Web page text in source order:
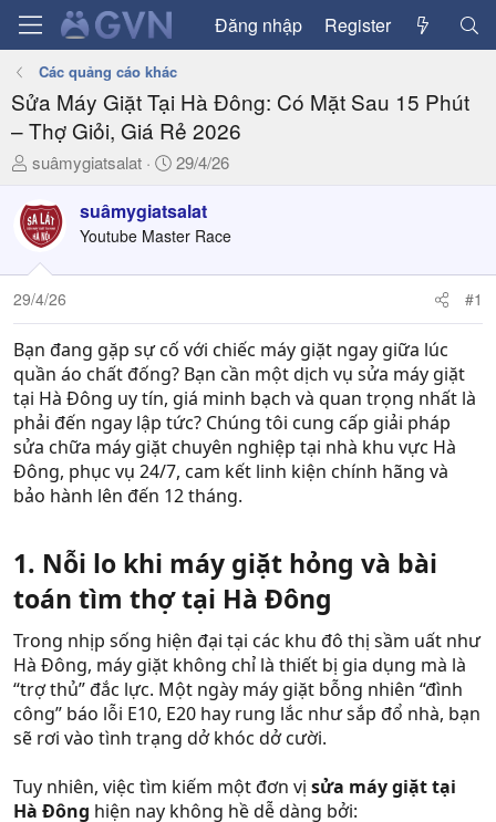
Đăng nhập Register
Các quảng cáo khác
Sửa Máy Giặt Tại Hà Đông: Có Mặt Sau 15 Phút
– Thợ Giỏi, Giá Rẻ 2026
T
r
e
a
d
s
t
a
r
t
e
r
suâmygiatsalat
N
à
y
ử
29/4/26
suâmygiatsalat
Youtube Master Race
29/4/26 #1
Bạn đang gặp sự cố với chiếc máy giặt ngay giữa lúc
quần áo chất đống? Bạn cần một dịch vụ sửa máy giặt
tại Hà Đông uy tín, giá minh bạch và quan trọng nhất là
phải đến ngay lập tức? Chúng tôi cung cấp giải pháp
sửa chữa máy giặt chuyên nghiệp tại nhà khu vực Hà
Đông, phục vụ 24/7, cam kết linh kiện chính hãng và
bảo hành lên đến 12 tháng.
1. Nỗi lo khi máy giặt hỏng và bài
toán tìm thợ tại Hà Đông​
Trong nhịp sống hiện đại tại các khu đô thị sầm uất như
Hà Đông, máy giặt không chỉ là thiết bị gia dụng mà là
“trợ thủ” đắc lực. Một ngày máy giặt bỗng nhiên “đình
công” báo lỗi E10, E20 hay rung lắc như sắp đổ nhà, bạn
sẽ rơi vào tình trạng dở khóc dở cười.
Tuy nhiên, việc tìm kiếm một đơn vị sửa máy giặt tại
Hà Đông hiện nay không hề dễ dàng bởi: